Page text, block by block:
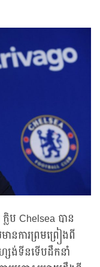
ប Chelsea បាន
ានការព្រមព្រៀងពី
ង់ទីនទើបដឹកនាំ